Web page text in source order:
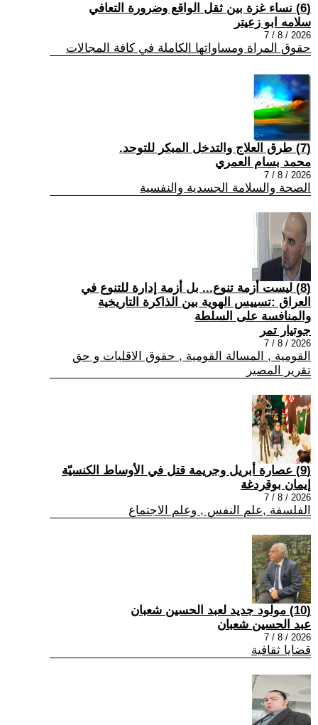
(6) نساء غزة بين ثقل الواقع وضرورة التعافي
سلامه ابو زعيتر
2026 / 8 / 7
حقوق المراة ومساواتها الكاملة في كافة المجالات
(7) طرق العلاج والتدخل المبكر للتوحد.
محمد بسام العمري
2026 / 8 / 7
الصحة والسلامة الجسدية والنفسية
(8) ليست أزمة تنوع... بل أزمة إدارة للتنوع في
العراق :تسييس الهوية بين الذاكرة التاريخية
والمنافسة على السلطة
جوتيار تمر
2026 / 8 / 7
القومية , المسالة القومية , حقوق الاقليات و حق
تقرير المصير
(9) عصارة أبريل وجريمة قتل في الأوساط الكنسيّة
إيمان بوقردغة
2026 / 8 / 7
الفلسفة ,علم النفس , وعلم الاجتماع
(10) مولود جديد لعبد الحسين شعبان
عبد الحسين شعبان
2026 / 8 / 7
قضايا ثقافية